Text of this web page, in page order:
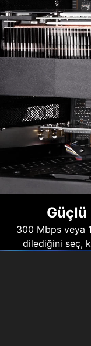
Güçlü
300 Mbps veya
dilediğini seç,